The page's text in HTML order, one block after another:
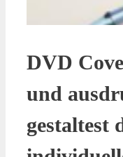
DVD
und
gestaltest